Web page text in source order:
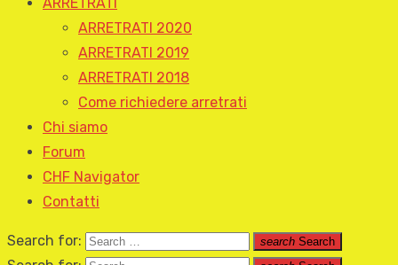
ARRETRATI
ARRETRATI 2020
ARRETRATI 2019
ARRETRATI 2018
Come richiedere arretrati
Chi siamo
Forum
CHF Navigator
Contatti
Search for: search Search